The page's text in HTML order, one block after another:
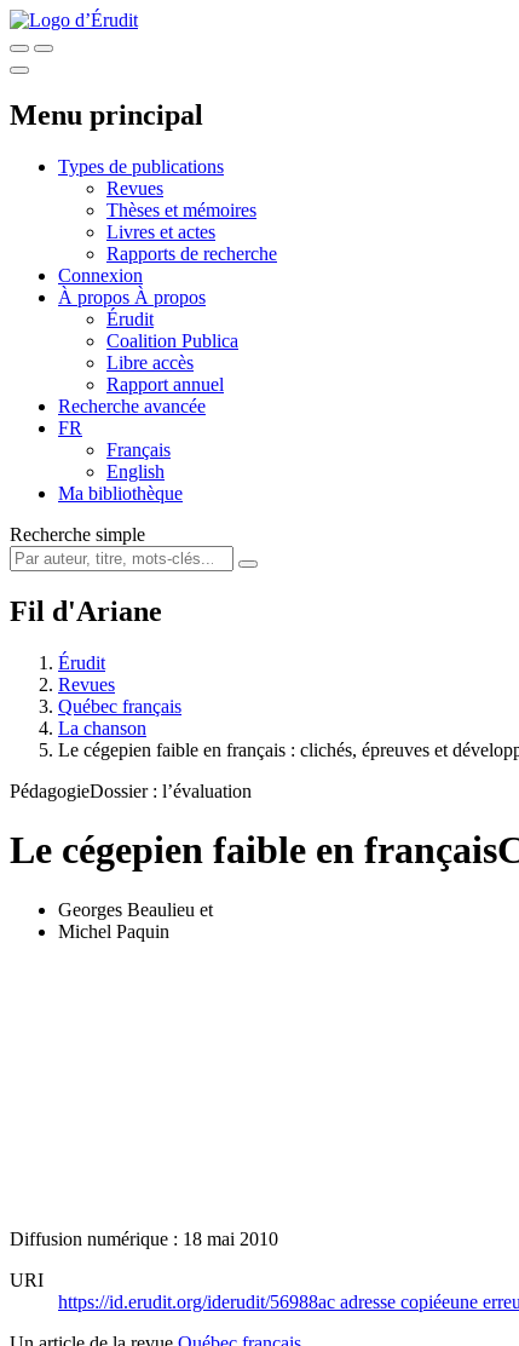
Menu principal
Types de publications
Revues
Thèses et mémoires
Livres et actes
Rapports de recherche
Connexion
À propos À propos
Érudit
Coalition Publica
Libre accès
Rapport annuel
Recherche avancée
FR
Français
English
Ma bibliothèque
Recherche simple
Fil d'Ariane
Érudit
Revues
Québec français
La chanson
Le cégepien faible en français : clichés, épreuves et
PédagogieDossier : l’évaluation
Le cégepien faible en français
Georges Beaulieu et
Michel Paquin
Diffusion numérique : 18 mai 2010
URI
https://id.erudit.org/iderudit/56988ac adresse copiéeune